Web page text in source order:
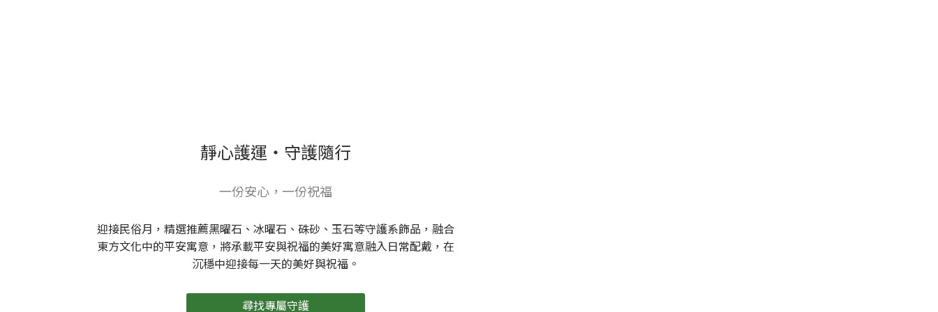
靜心護運・守護隨行
一份安心，一份祝福
迎接民俗月，精選推薦黑曜石、冰曜石、硃砂、玉石等守護系飾品，融合
東方文化中的平安寓意，將承載平安與祝福的美好寓意融入日常配戴，在
沉穩中迎接每一天的美好與祝福。
尋找專屬守護